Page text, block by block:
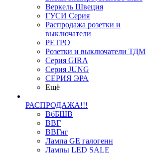
Веркель Швеция
ГУСИ Серия
Распродажа розетки и
выключатели
РЕТРО
Розетки и выключатели ТДМ
Серия GIRA
Серия JUNG
СЕРИЯ ЭРА
Ещё
РАСПРОДАЖА!!!
ВбБШВ
ВВГ
ВВГнг
Лампа GE галогенн
Лампы LED SALE